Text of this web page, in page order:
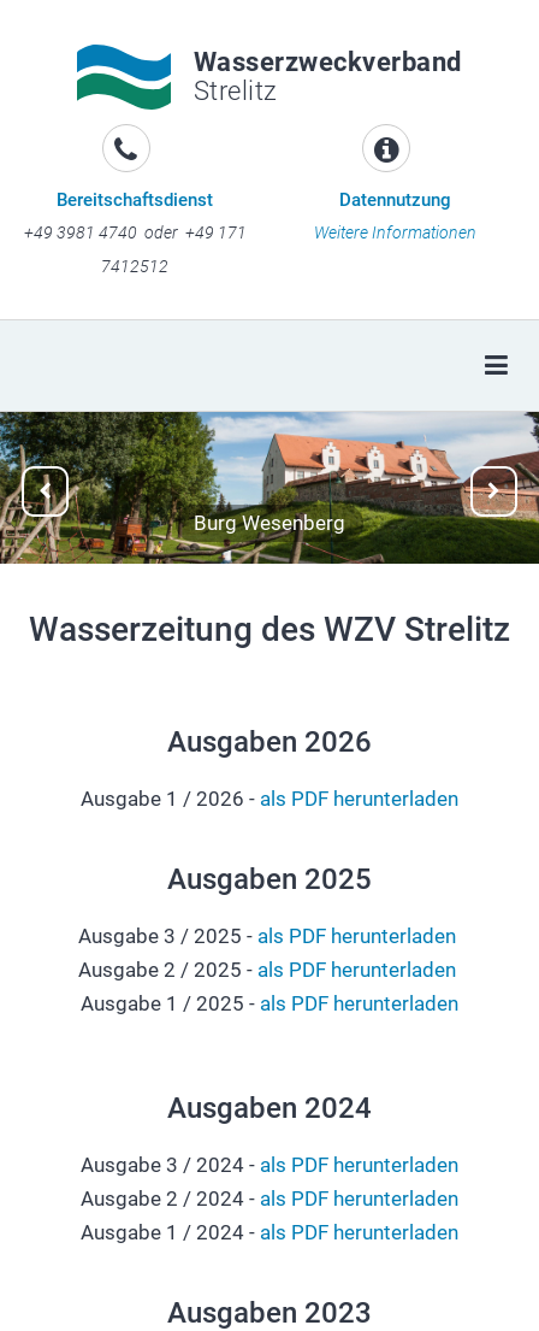
Wasserzweckverband
Strelitz
Bereitschaftsdienst
+49 3981 4740 oder +49 171
7412512
Datennutzung
Weitere Informationen
Burg Wesenberg
Previous Next
Wasserzeitung des WZV Strelitz
Ausgaben 2026
Ausgabe 1 / 2026 - als PDF herunterladen
Ausgaben 2025
Ausgabe 3 / 2025 - als PDF herunterladen
Ausgabe 2 / 2025 - als PDF herunterladen
Ausgabe 1 / 2025 - als PDF herunterladen
Ausgaben 2024
Ausgabe 3 / 2024 - als PDF herunterladen
Ausgabe 2 / 2024 - als PDF herunterladen
Ausgabe 1 / 2024 - als PDF herunterladen
Ausgaben 2023